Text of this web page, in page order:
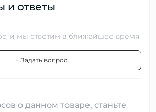
и ответы
и мы ответим в ближайшее время.
+ Задать вопрос
о данном товаре, станьте